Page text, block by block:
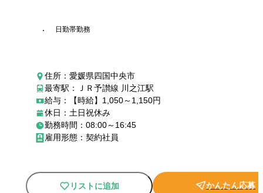
日勤帯勤務
住所：愛媛県四国中央市
最寄駅：ＪＲ予讃線 川之江駅
給与：【時給】1,050～1,150円
休日：土日祝休み
勤務時間：08:00～16:45
雇用形態：契約社員
リストに追加 かんたん応募